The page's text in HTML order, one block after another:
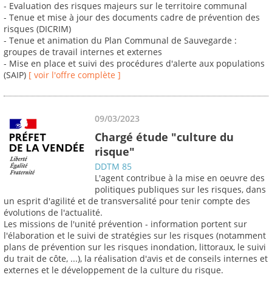
- Evaluation des risques majeurs sur le territoire communal
- Tenue et mise à jour des documents cadre de prévention des
risques (DICRIM)
- Tenue et animation du Plan Communal de Sauvegarde :
groupes de travail internes et externes
- Mise en place et suivi des procédures d'alerte aux populations
(SAIP) [ voir l'offre complète ]
09/03/2023
Chargé étude "culture du
risque"
DDTM 85
L'agent contribue à la mise en oeuvre des
politiques publiques sur les risques, dans
un esprit d'agilité et de transversalité pour tenir compte des
évolutions de l'actualité.
Les missions de l'unité prévention - information portent sur
l'élaboration et le suivi de stratégies sur les risques (notamment
plans de prévention sur les risques inondation, littoraux, le suivi
du trait de côte, ...), la réalisation d'avis et de conseils internes et
externes et le développement de la culture du risque.